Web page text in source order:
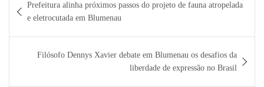
de
Post
Prefeitura alinha próximos passos do projeto de fauna atropelada
e eletrocutada em Blumenau
Filósofo Dennys Xavier debate em Blumenau os desafios da
liberdade de expressão no Brasil